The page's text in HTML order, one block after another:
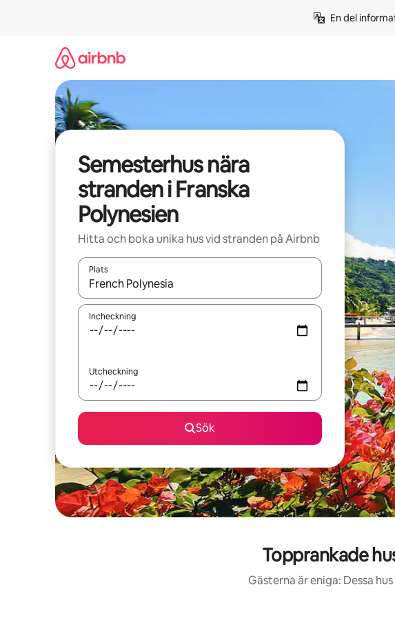
En del
Semesterhus nära
stranden i Franska
Polynesien
Hitta och boka unika hus vid stranden på Airbnb
Plats
När resultaten är tillgängliga kan du navigera med upp- och
Incheckning
Utcheckning
Sök
Topprankade
Gästerna är eniga: Dessa